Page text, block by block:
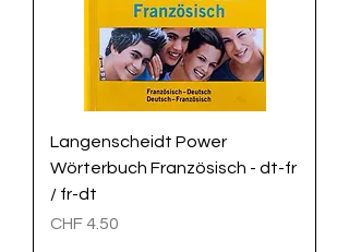
Langenscheidt Power
Wörterbuch Französisch - dt-fr
/ fr-dt
Preis
CHF 4.50